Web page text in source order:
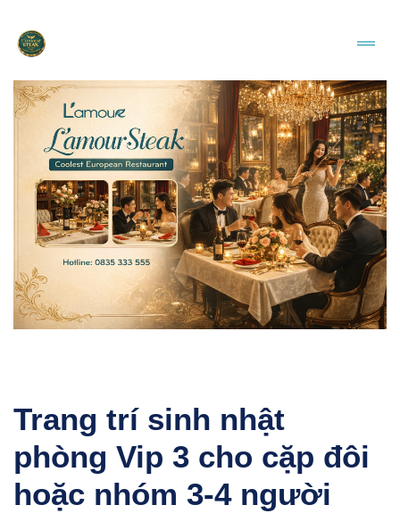
Trang trí sinh nhật
phòng Vip 3 cho cặp đôi
hoặc nhóm 3-4 người